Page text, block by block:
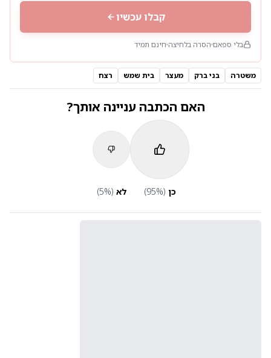
קבלו עכשיו
בלי ספאם הסרה בלחיצה חינם תמיד
משטרה בני ברק מעצר בית שמש רצח
האם הכתבה עניינה אותך?
כן (
95%) לא (
5%)